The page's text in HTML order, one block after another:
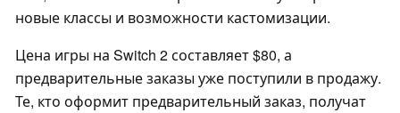
новые классы и возможности кастомизации.
Цена игры на Switch 2 составляет $80, а
предварительные заказы уже поступили в продажу.
Те, кто оформит предварительный заказ, получат